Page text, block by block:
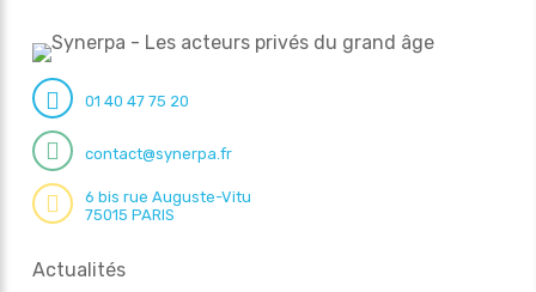
01 40 47 75 20
contact@synerpa.fr
6 bis rue Auguste-Vitu
75015 PARIS
Actualités